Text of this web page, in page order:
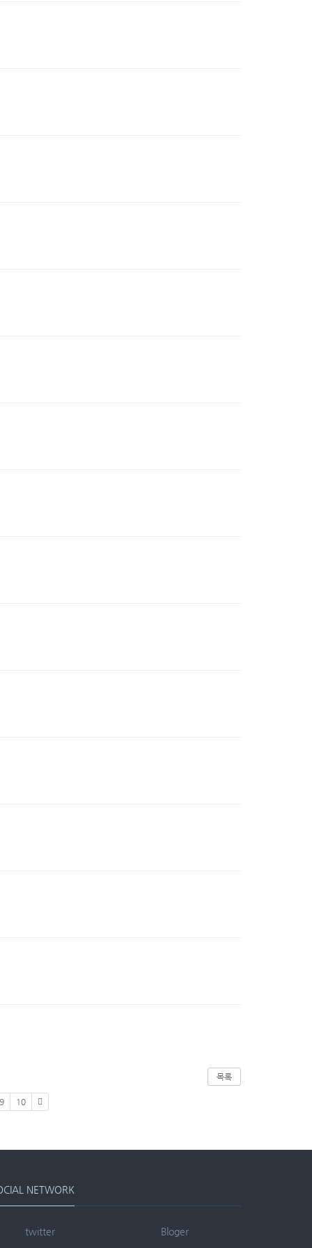
목록
9 10
NETWORK
twitter Bloger